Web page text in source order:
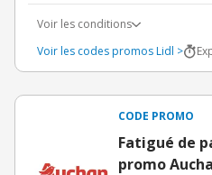
Voir les conditions
Voir les codes promos Lidl >
CODE PROMO
Fatigué de
promo